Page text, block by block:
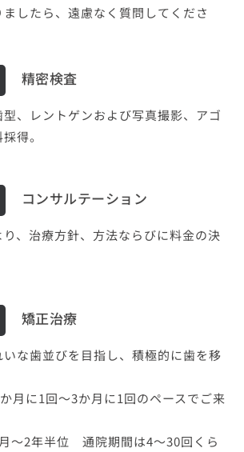
したら、遠慮なく質問してくださ
精密検査
、レントゲンおよび写真撮影、アゴ
得。
コンサルテーション
、治療方針、方法ならびに料金の決
矯正治療
な歯並びを目指し、積極的に歯を移
月に1回～3か月に1回のペースでご来
～2年半位 通院期間は4～30回くら